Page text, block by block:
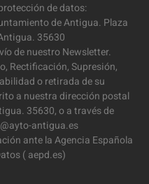
de datos:
de Antigua. Plaza
35630
de nuestro Newsletter.
Rectificación, Supresión,
o retirada de su
a nuestra dirección postal
35630, o a través de
antigua.es
ante la Agencia Española
( aepd.es)